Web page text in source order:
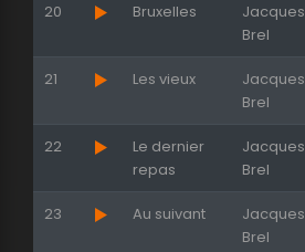
Appuyez sur ENTREE pour valider...
20 Bruxelles
Jacques
Brel
21 Les vieux
Jacques
Brel
22
Le dernier
repas
Jacques
Brel
23 Au suivant
Jacques
Brel